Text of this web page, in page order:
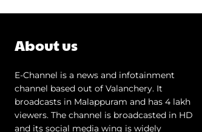
About us
E-Channel is a news and infotainment
channel based out of Valanchery. It
broadcasts in Malappuram and has 4 lakh
viewers. The channel is broadcasted in HD
and its social media wing is widely